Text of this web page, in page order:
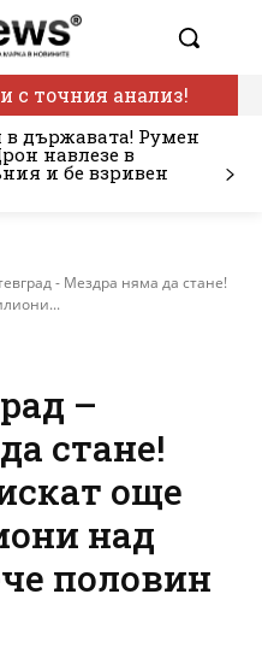
с точния анализ!
държавата! Румен
навлезе в
и бе взривен
- Мездра няма да стане!
–
стане!
още
над
половин